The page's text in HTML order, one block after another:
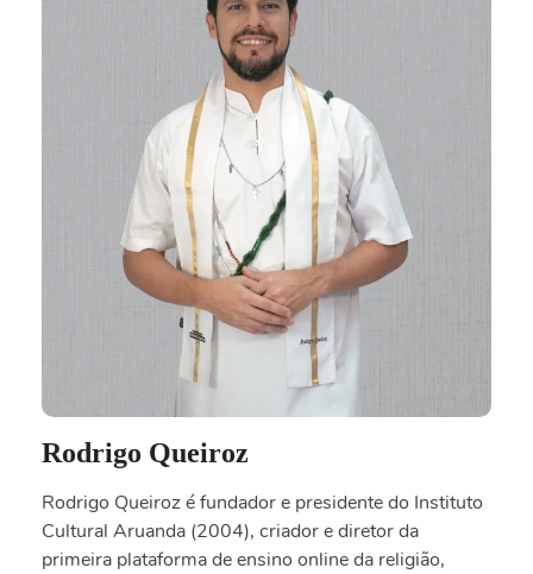
Rodrigo Queiroz
Rodrigo Queiroz é fundador e presidente do Instituto
Cultural Aruanda (2004), criador e diretor da
primeira plataforma de ensino online da religião,